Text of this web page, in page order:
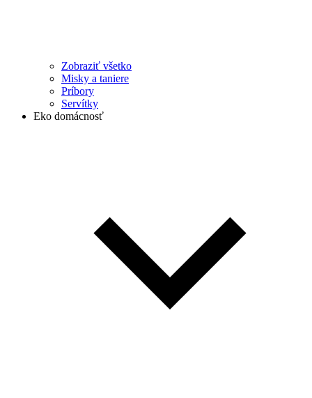
Zobraziť všetko
Misky a taniere
Príbory
Servítky
Eko domácnosť